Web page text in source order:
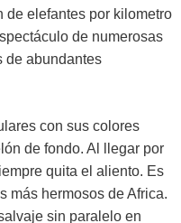
de elefantes por kilometro
de numerosas
de abundantes
con sus colores
de fondo. Al llegar por
quita el aliento. Es
más hermosos de Africa.
sin paralelo en